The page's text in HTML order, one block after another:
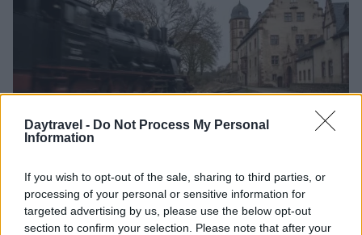
Daytravel - Do Not Process My Personal
Information
If you wish to opt-out of the sale, sharing to third parties, or
processing of your personal or sensitive information for
targeted advertising by us, please use the below opt-out
section to confirm your selection. Please note that after your
Itinerari letterari 2026: esplorare i mondi di Deledda,
Rosselli e altri grandi autori
Beatrice Beretta · 8 Ago 2026